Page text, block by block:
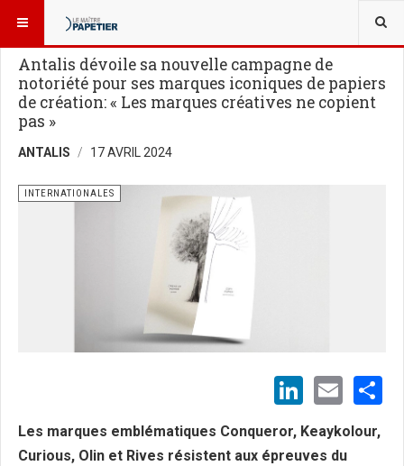
VOUS ÊTES ICI :
Antalis dévoile sa nouvelle campagne de
notoriété pour ses marques iconiques de papiers
de création: « Les marques créatives ne copient
pas »
ANTALIS 17 AVRIL 2024
INTERNATIONALES
Les marques emblématiques Conqueror, Keaykolour,
Curious, Olin et Rives résistent aux épreuves du